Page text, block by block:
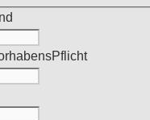
Pflicht